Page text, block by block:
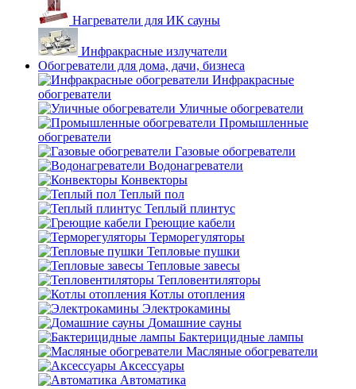
Нагреватели для ИК сауны
Инфракрасные излучатели
Обогреватели для дома, дачи, бизнеса
Инфракрасные
обогреватели
Уличные обогреватели
Промышленные
обогреватели
Газовые обогреватели
Водонагреватели
Конвекторы
Теплый пол
Теплый плинтус
Греющие кабели
Терморегуляторы
Тепловые пушки
Тепловые завесы
Тепловентиляторы
Котлы отопления
Электрокамины
Домашние сауны
Бактерицидные лампы
Масляные обогреватели
Аксессуары
Автоматика